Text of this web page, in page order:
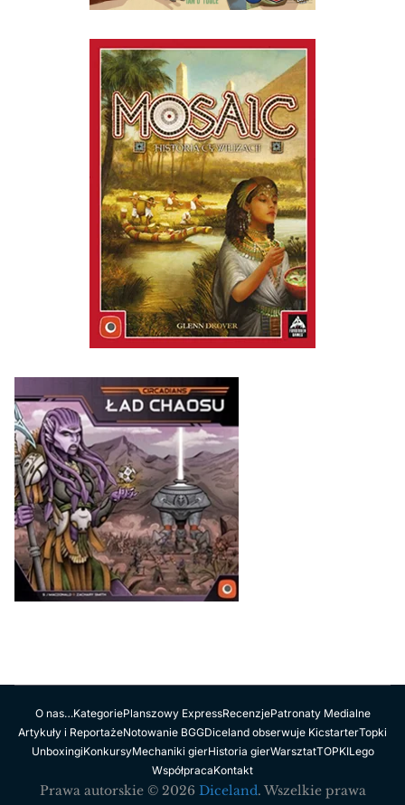
O nas…KategoriePlanszowy ExpressRecenzjePatronaty Medialne
Artykuły i ReportażeNotowanie BGGDiceland obserwuje KicstarterTopki
UnboxingiKonkursyMechaniki gierHistoria gierWarsztatTOPKILego
WspółpracaKontakt
Prawa autorskie © 2026 Diceland. Wszelkie prawa